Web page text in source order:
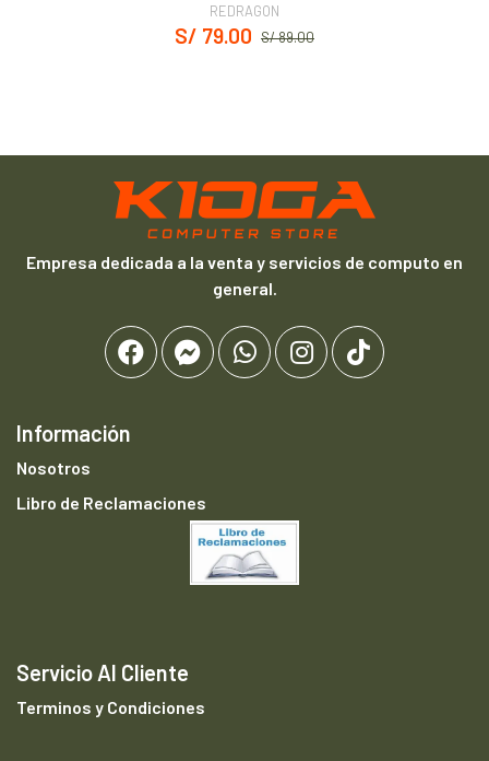
REDRAGON
S/ 89.00
S/ 79.00
Empresa dedicada a la venta y servicios de computo en
general.
Información
Nosotros
Libro de Reclamaciones
Servicio Al Cliente
Terminos y Condiciones